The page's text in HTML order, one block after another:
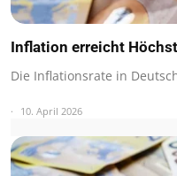
Inflation erreicht
Die Inflationsrate in
10. April 2026